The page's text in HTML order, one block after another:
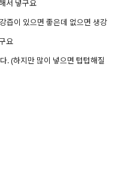
서 넣구요
즙이 있으면 좋은데 없으면 생강
요
. (하지만 많이 넣으면 텁텁해질